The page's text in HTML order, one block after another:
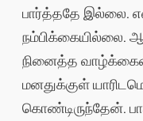
பார்த்ததே இல்லை.
நம்பிக்கையில்லை.
நினைத்த
மனதுக்குள்
கொண்டிருந்தேன்.